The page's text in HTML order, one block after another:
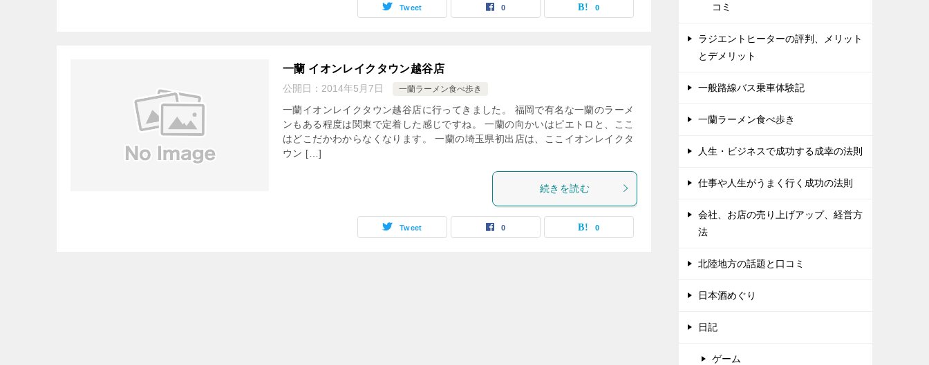
Tweet 0 0
一蘭 イオンレイクタウン越谷店
公開日： 2014年5月7日 一蘭ラーメン食べ歩き
一蘭イオンレイクタウン越谷店に行ってきました。 福岡で有名な一蘭のラーメ
ンもある程度は関東で定着した感じですね。 一蘭の向かいはピエトロと、ここ
はどこだかわからなくなります。 一蘭の埼玉県初出店は、ここイオンレイクタ
ウン […]
続きを読む
Tweet 0 0
コミ
ラジエントヒーターの評判、メリット
とデメリット
一般路線バス乗車体験記
一蘭ラーメン食べ歩き
人生・ビジネスで成功する成幸の法則
仕事や人生がうまく行く成功の法則
会社、お店の売り上げアップ、経営方
法
北陸地方の話題と口コミ
日本酒めぐり
日記
ゲーム